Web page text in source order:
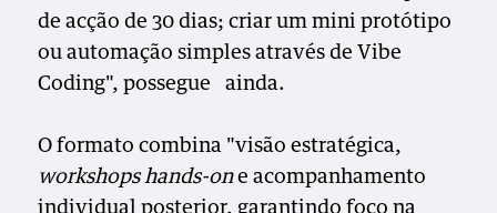
de acção de 30 dias; criar um mini protótipo
ou automação simples através de Vibe
Coding", possegue ainda.
O formato combina "visão estratégica,
workshops hands-one acompanhamento
individual posterior, garantindo foco na